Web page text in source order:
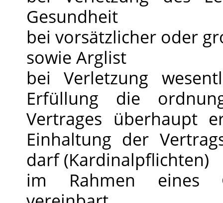
Gesundheit
bei vorsätzlicher oder
sowie Arglist
bei Verletzung
Erfüllung die
Vertrages überhaupt
Einhaltung der
darf (Kardinalpflichten)
im Rahmen eines